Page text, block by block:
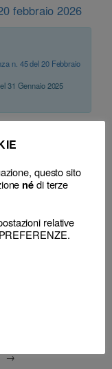
febbraio 2026
n. 45 del 20 Febbraio
31 Gennaio 2025
Processo
Nazionale
portata
2, Decreto
Legge 21 aprile
la determinazione
→
questo sito
nédi terze
relative